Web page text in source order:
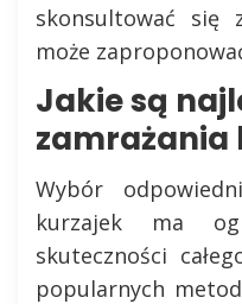
skonsultować się
może
Jakie są
zamrażania
Wybór
kurzajek ma
skuteczności
popularnych